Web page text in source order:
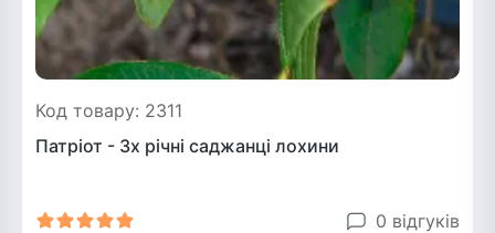
Код товару: 2311
Патріот - 3х річні саджанці лохини
0 відгуків